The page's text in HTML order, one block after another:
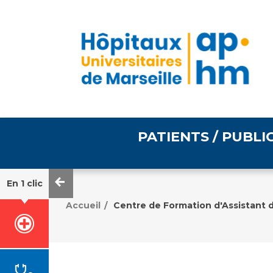
PATIENTS /
Informations pratiques
Égalité professionnelle
En 1 clic
Accueil / Centre de Formation d'Assistant